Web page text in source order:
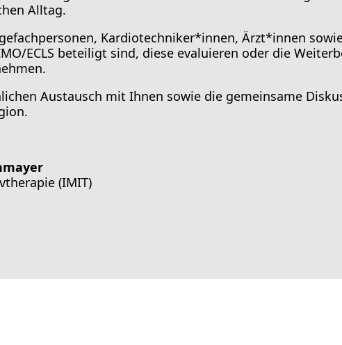
Alltag.
Kardiotechniker*innen, Ärzt*innen
ECLS beteiligt sind, diese evaluieren oder die
Austausch mit Ihnen sowie die gemeinsame
(IMIT)